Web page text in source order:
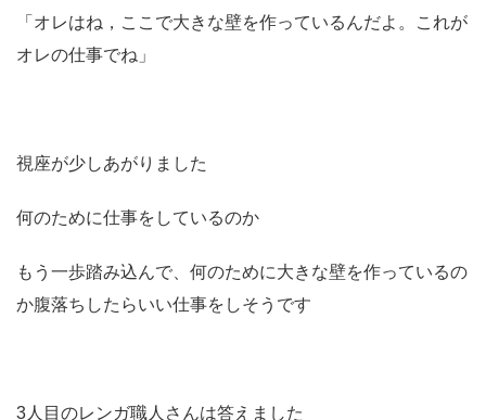
「オレはね，ここで大きな壁を作っているんだよ。これが
オレの仕事でね」
視座が少しあがりました
何のために仕事をしているのか
もう一歩踏み込んで、何のために大きな壁を作っているの
か腹落ちしたらいい仕事をしそうです
3人目のレンガ職人さんは答えました